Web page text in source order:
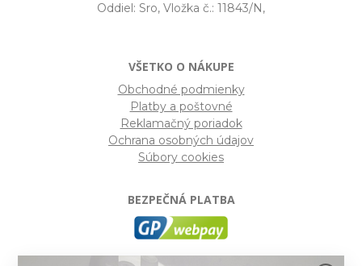
Oddiel: Sro, Vložka č.: 11843/N,
VŠETKO O NÁKUPE
Obchodné podmienky
Platby a poštovné
Reklamačný poriadok
Ochrana osobných údajov
Súbory cookies
BEZPEČNÁ PLATBA